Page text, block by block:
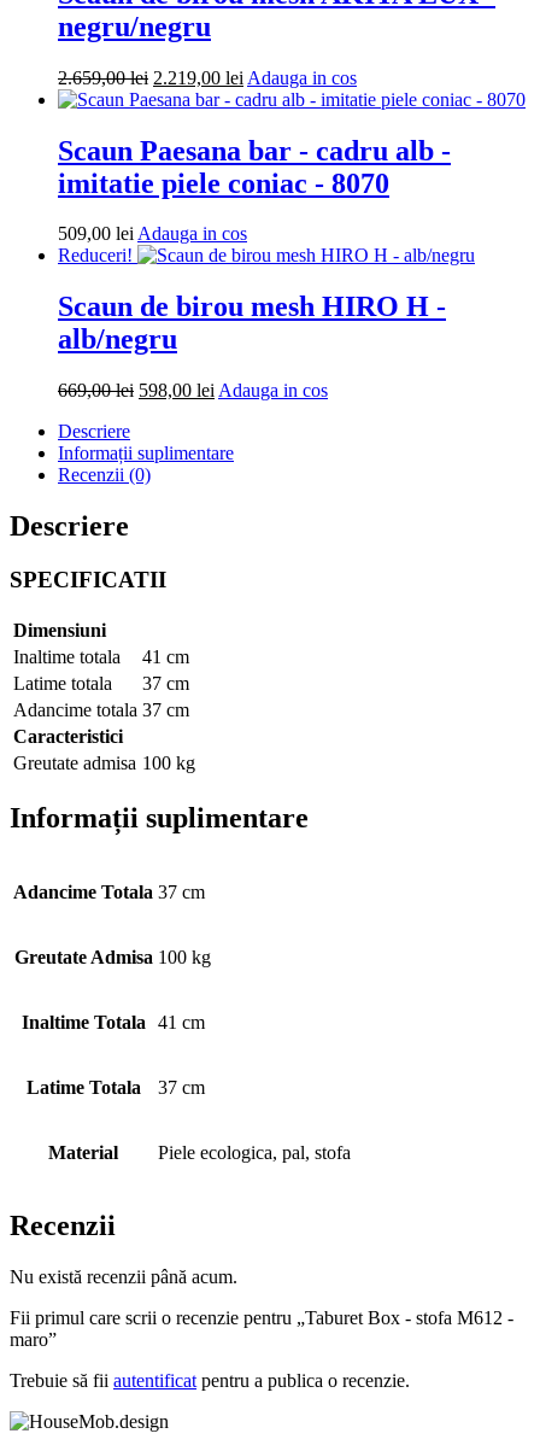
negru/negru
2.659,00lei Prețul
inițial
fost:
2.659,00 lei.
2.219,00 lei Prețul
curent
2.219,00 lei.
Adauga in cosAdauga
in
Scaun Paesana bar - cadru alb -
imitatie piele coniac - 8070
509,00 leiAdauga in cosAdauga
in
Reduceri!
Scaun de birou mesh HIRO H -
alb/negru
669,00lei Prețul
fost:
669,00 lei.
598,00 lei Prețul
598,00 lei.
Adauga in cosAdauga
Descriere
Informații suplimentare
Recenzii (0)
Descriere
SPECIFICATII
Dimensiuni
Inaltime totala
41 cm
Latime totala
37 cm
Adancime totala 37 cm
Caracteristici
Greutate admisa 100 kg
Informații suplimentare
Adancime Totala 37 cm
Greutate Admisa 100 kg
Inaltime Totala 41 cm
Latime Totala 37 cm
Material Piele ecologica, pal, stofa
Recenzii
Nu există recenzii până acum.
Fii primul care scrii o recenzie pentru „Taburet Box - stofa M612 -
maro”
Trebuie să fii autentificat pentru a publica o recenzie.